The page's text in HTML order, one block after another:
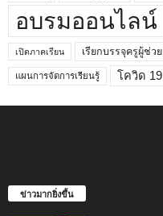
อบรมออนไลน์
เปิดภาคเรียน เรียกบรรจุครูผู้ช่วย
แผนการจัดการเรียนรู้ โควิด 19
ข่าวมากยิ่งขึ้น